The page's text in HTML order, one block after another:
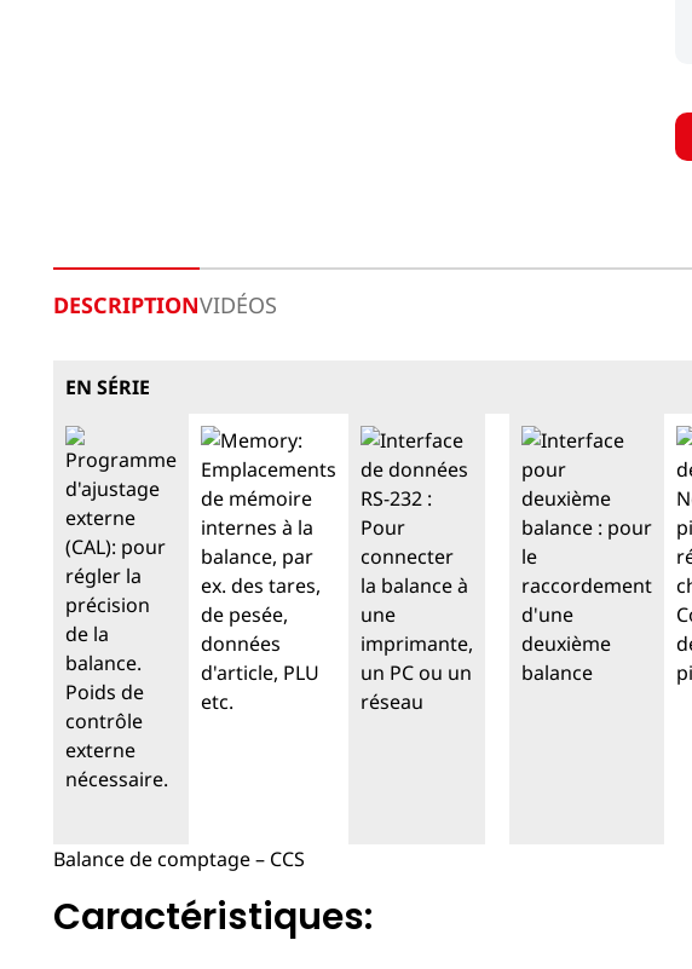
DESCRIPTIONVIDÉOS
EN SÉRIE
Balance de comptage – CCS
Caractéristiques: